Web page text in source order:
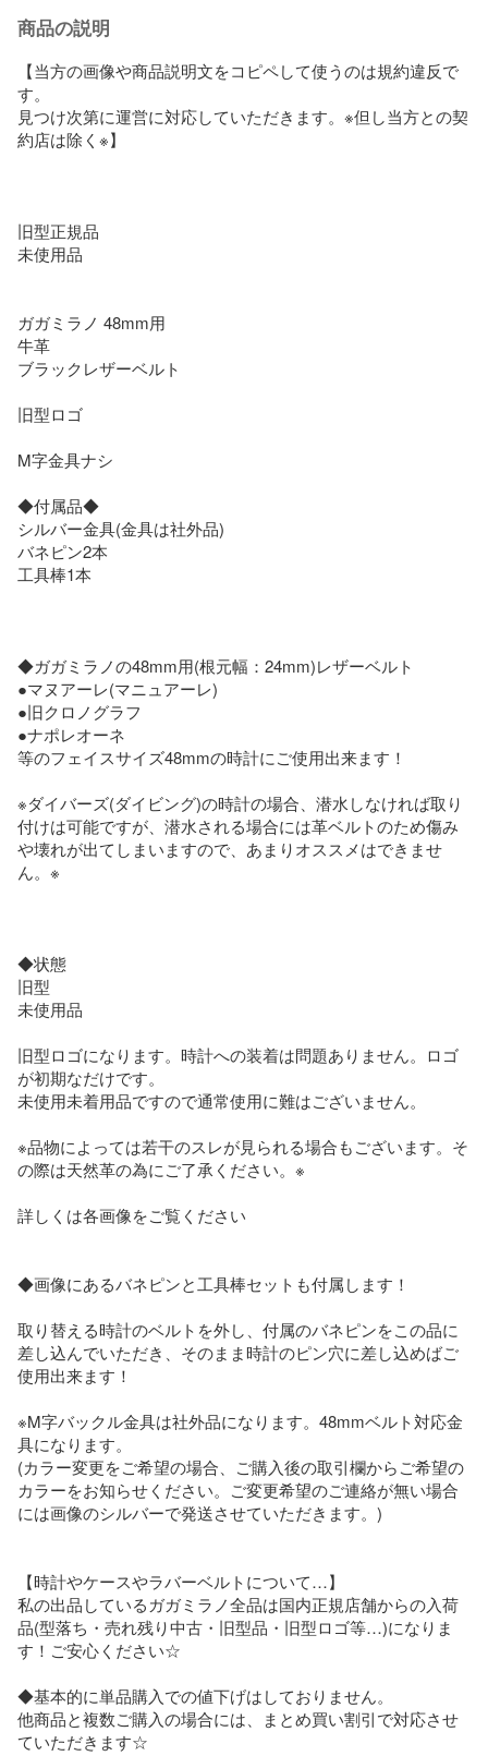
商品の説明
【当方の画像や商品説明文をコピペして使うのは規約違反で
す。
見つけ次第に運営に対応していただきます。※但し当方との契
約店は除く※】
旧型正規品
未使用品
ガガミラノ 48mm用
牛革
ブラックレザーベルト
旧型ロゴ
M字金具ナシ
◆付属品◆
シルバー金具(金具は社外品)
バネピン2本
工具棒1本
◆ガガミラノの48mm用(根元幅：24mm)レザーベルト
●マヌアーレ(マニュアーレ)
●旧クロノグラフ
●ナポレオーネ
等のフェイスサイズ48mmの時計にご使用出来ます！
※ダイバーズ(ダイビング)の時計の場合、潜水しなければ取り
付けは可能ですが、潜水される場合には革ベルトのため傷み
や壊れが出てしまいますので、あまりオススメはできませ
ん。※
◆状態
旧型
未使用品
旧型ロゴになります。時計への装着は問題ありません。ロゴ
が初期なだけです。
未使用未着用品ですので通常使用に難はございません。
※品物によっては若干のスレが見られる場合もございます。そ
の際は天然革の為にご了承ください。※
詳しくは各画像をご覧ください
◆画像にあるバネピンと工具棒セットも付属します！
取り替える時計のベルトを外し、付属のバネピンをこの品に
差し込んでいただき、そのまま時計のピン穴に差し込めばご
使用出来ます！
※M字バックル金具は社外品になります。48mmベルト対応金
具になります。
(カラー変更をご希望の場合、ご購入後の取引欄からご希望の
カラーをお知らせください。ご変更希望のご連絡が無い場合
には画像のシルバーで発送させていただきます。)
【時計やケースやラバーベルトについて…】
私の出品しているガガミラノ全品は国内正規店舗からの入荷
品(型落ち・売れ残り中古・旧型品・旧型ロゴ等…)になりま
す！ご安心ください☆
◆基本的に単品購入での値下げはしておりません。
他商品と複数ご購入の場合には、まとめ買い割引で対応させ
ていただきます☆